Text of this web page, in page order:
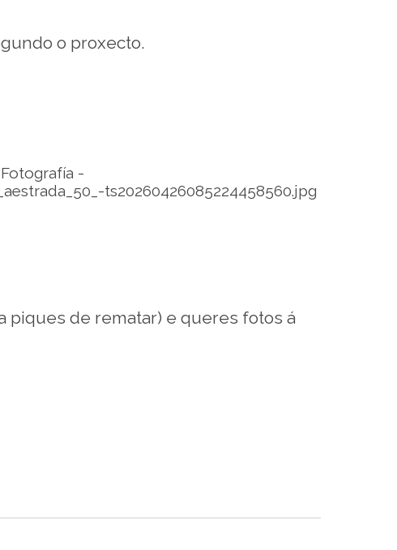
o proxecto.
piques de rematar) e queres fotos á